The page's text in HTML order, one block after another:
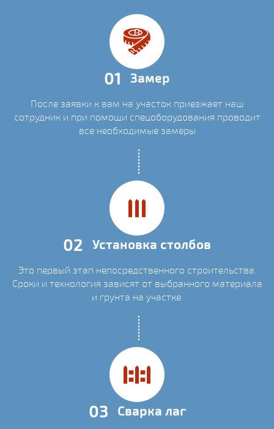
01 Замер
После заявки к вам на участок приезжает наш
сотрудник и при помощи спецоборудования проводит
все необходимые замеры
02 Установка столбов
Это первый этап непосредственного строительства.
Сроки и технология зависят от выбранного материала
и грунта на участке.
03 Сварка лаг